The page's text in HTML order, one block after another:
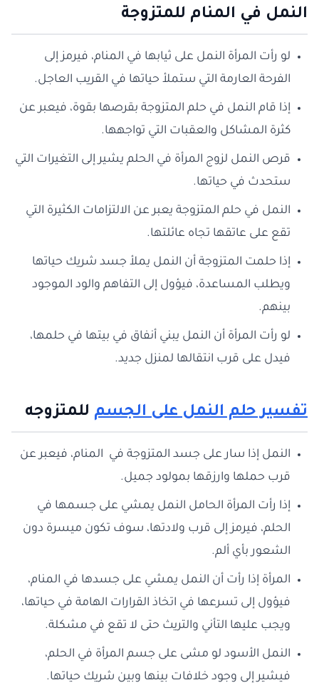
النمل في المنام للمتزوجة
لو رأت المرأة النمل على ثيابها في المنام، فيرمز إلى
الفرحة العارمة التي ستملأ حياتها في القريب العاجل.
إذا قام النمل في حلم المتزوجة بقرصها بقوة، فيعبر عن
كثرة المشاكل والعقبات التي تواجهها.
قرص النمل لزوج المرأة في الحلم يشير إلى التغيرات التي
ستحدث في حياتها.
النمل في حلم المتزوجة يعبر عن الالتزامات الكثيرة التي
تقع على عاتقها تجاه عائلتها.
إذا حلمت المتزوجة أن النمل يملأ جسد شريك حياتها
ويطلب المساعدة، فيؤول إلى التفاهم والود الموجود
بينهم.
لو رأت المرأة أن النمل يبني أنفاق في بيتها في حلمها،
فيدل على قرب انتقالها لمنزل جديد.
تفسير حلم النمل على الجسم للمتزوجه
النمل إذا سار على جسد المتزوجة في المنام، فيعبر عن
قرب حملها وارزقها بمولود جميل.
إذا رأت المرأة الحامل النمل يمشي على جسمها في
الحلم، فيرمز إلى قرب ولادتها، سوف تكون ميسرة دون
الشعور بأي ألم.
المرأة إذا رأت أن النمل يمشي على جسدها في المنام،
فيؤول إلى تسرعها في اتخاذ القرارات الهامة في حياتها،
ويجب عليها التأني والتريث حتى لا تقع في مشكلة.
النمل الأسود لو مشى على جسم المرأة في الحلم،
فيشير إلى وجود خلافات بينها وبين شريك حياتها.